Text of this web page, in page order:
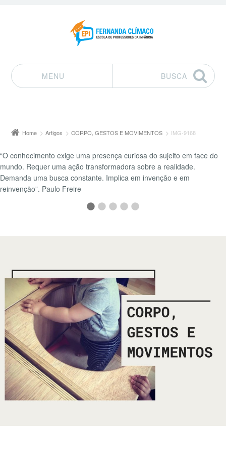
MENU
BUSCA
Home Artigos CORPO, GESTOS E MOVIMENTOS IMG-9168
“O conhecimento exige uma presença curiosa do sujeito em face do
mundo. Requer uma ação transformadora sobre a realidade.
Demanda uma busca constante. Implica em invenção e em
reinvenção”. Paulo Freire